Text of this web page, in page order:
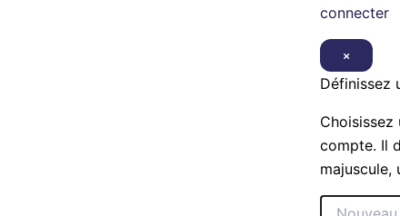
connecter
×
Définissez
compte. Il
majuscule,